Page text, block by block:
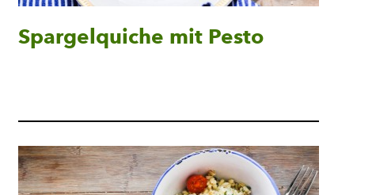
Spargelquiche mit Pesto